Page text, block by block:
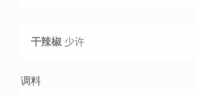
干辣椒 少许
调料